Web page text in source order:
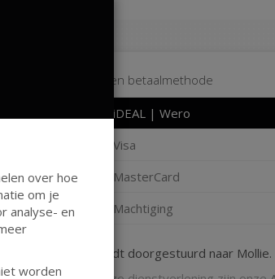
Kies een betaalmethode
iDEAL | Wero
Visa
MasterCard
Machtiging
Je wordt doorgestuurd naar Mollie.
over hoe
om je
analyse- en
worden